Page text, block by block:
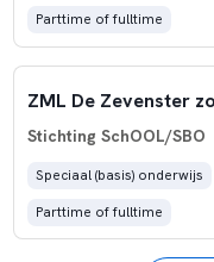
Parttime of fulltime
Stichting SchOOL/SBO
Speciaal (basis) onderwijs
Parttime of fulltime